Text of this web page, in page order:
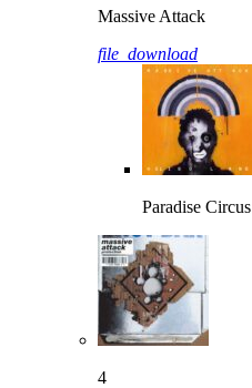
Massive Attack
file_download
Paradise Circus
4